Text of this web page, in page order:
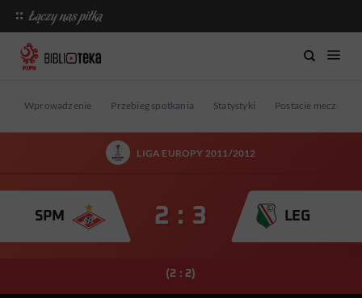
Wprowadzenie Przebieg spotkania Statystyki Postacie meczu
LIGA EUROPY 2011/2012
SPM 2 : 3 LEG
(2 : 2)